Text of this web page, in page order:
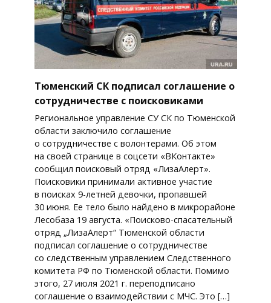
Тюменский СК подписал соглашение о
сотрудничестве с поисковиками
Региональное управление СУ СК по Тюменской
области заключило соглашение
о сотрудничестве с волонтерами. Об этом
на своей странице в соцсети «ВКонтакте»
сообщил поисковый отряд «ЛизаАлерт».
Поисковики принимали активное участие
в поисках 9-летней девочки, пропавшей
30 июня. Ее тело было найдено в микрорайоне
Лесобаза 19 августа. «Поисково-спасательный
отряд „ЛизаАлерт“ Тюменской области
подписал соглашение о сотрудничестве
со следственным управлением Следственного
комитета РФ по Тюменской области. Помимо
этого, 27 июля 2021 г. переподписано
соглашение о взаимодействии с МЧС. Это […]